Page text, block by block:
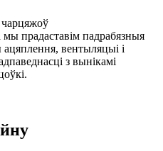
чарцяжоў
мы прадаставім падрабязныя
вентыляцыі і
з вынікамі